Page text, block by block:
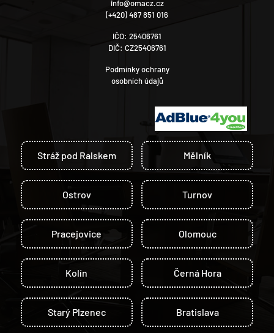
info@omacz.cz
(+420) 487 851 016
IČO: 25406761
DIČ: CZ25406761
Podmínky ochrany
osobních údajů
Stráž pod Ralskem Mělník
Ostrov Turnov
Pracejovice Olomouc
Kolín Černá Hora
Starý Plzenec Bratislava